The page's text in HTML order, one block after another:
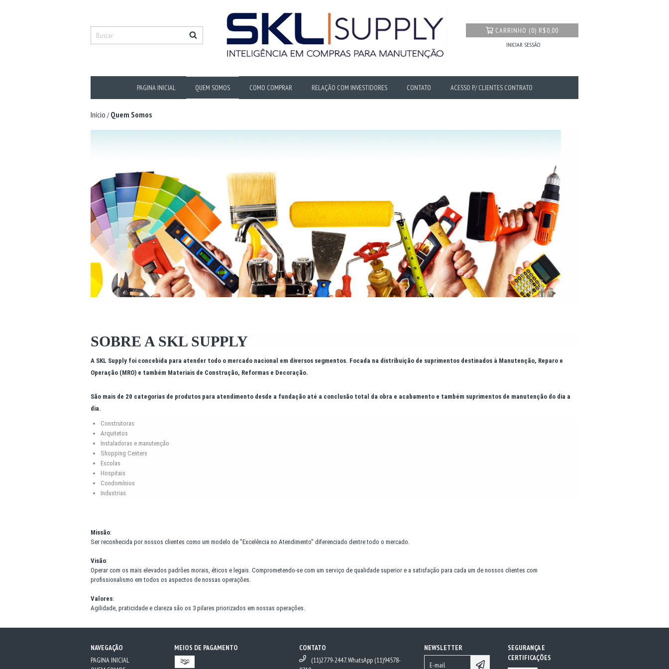
CARRINHO (0) R$0,00
INICIAR SESSÃO
PAGINA INICIAL QUEM SOMOS COMO COMPRAR RELAÇÃO COM INVESTIDORES CONTATO ACESSO P/ CLIENTES CONTRATO
Início / Quem Somos
SOBRE A SKL SUPPLY
A SKL Supply foi concebida para atender todo o mercado nacional em diversos segmentos. Focada na distribuição de suprimentos destinados à Manutenção, Reparo e
Operação (MRO) e também Materiais de Construção, Reformas e Decoração.
São mais de 20 categorias de produtos para atendimento desde a fundação até a conclusão total da obra e acabamento e também suprimentos de manutenção do dia a
dia.
Construtoras
Arquitetos
Instaladoras e manutenção
Shopping Centers
Escolas
Hospitais
Condomínios
Industrias
Missão:
Ser reconhecida por nossos clientes como um modelo de "Excelência no Atendimento" diferenciado dentre todo o mercado.
Visão:
Operar com os mais elevados padrões morais, éticos e legais. Comprometendo-se com um serviço de qualidade superior e a satisfação para cada um de nossos clientes com
profissionalismo em todos os aspectos de nossas operações.
Valores:
Agilidade, praticidade e clareza são os 3 pilares priorizados em nossas operações.
NAVEGAÇÃO
PAGINA INICIAL
MEIOS DE PAGAMENTO
CONTATO
(11)2779-2447. WhatsApp (11)94578-
NEWSLETTER
SEGURANÇA E
CERTIFICAÇÕES